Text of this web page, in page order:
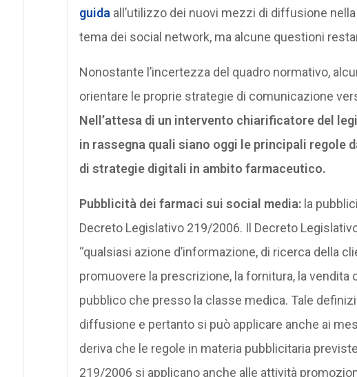
guida all’utilizzo dei nuovi mezzi di diffusione
tema dei social network, ma alcune questioni
Nonostante l’incertezza del quadro normativo,
orientare le proprie strategie di comunicazione
Nell’attesa di un intervento chiarificatore del
in rassegna quali siano oggi le principali regole
di strategie digitali in ambito farmaceutico.
Pubblicità dei farmaci sui social media:la
Decreto Legislativo 219/2006. Il Decreto
“qualsiasi azione d’informazione, di ricerca della
promuovere la prescrizione, la fornitura, la vendita
pubblico che presso la classe medica. Tale
diffusione e pertanto si può applicare anche ai
deriva che le regole in materia pubblicitaria
219/2006 si applicano anche alle attività